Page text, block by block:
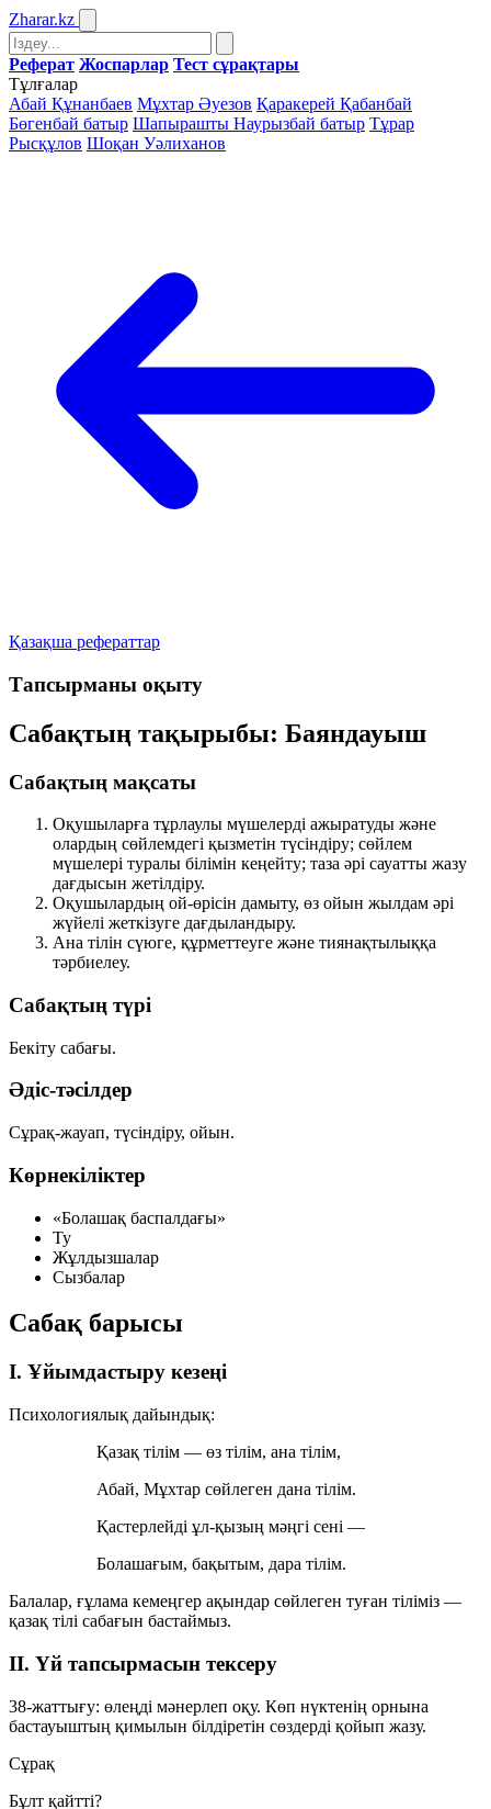
Zharar.kz
Реферат Жоспарлар Тест сұрақтары
Тұлғалар
Абай Құнанбаев Мұхтар Әуезов Қаракерей Қабанбай
Бөгенбай батыр Шапырашты Наурызбай батыр Тұрар
Рысқұлов Шоқан Уәлиханов
Қазақша рефераттар
Тапсырманы оқыту
Сабақтың тақырыбы: Баяндауыш
Сабақтың мақсаты
Оқушыларға тұрлаулы мүшелерді ажыратуды және
олардың сөйлемдегі қызметін түсіндіру; сөйлем
мүшелері туралы білімін кеңейту; таза әрі сауатты жазу
дағдысын жетілдіру.
Оқушылардың ой-өрісін дамыту, өз ойын жылдам әрі
жүйелі жеткізуге дағдыландыру.
Ана тілін сүюге, құрметтеуге және тиянақтылыққа
тәрбиелеу.
Сабақтың түрі
Бекіту сабағы.
Әдіс-тәсілдер
Сұрақ-жауап, түсіндіру, ойын.
Көрнекіліктер
«Болашақ баспалдағы»
Ту
Жұлдызшалар
Сызбалар
Сабақ барысы
I. Ұйымдастыру кезеңі
Психологиялық дайындық:
Қазақ тілім — өз тілім, ана тілім,
Абай, Мұхтар сөйлеген дана тілім.
Қастерлейді ұл-қызың мәңгі сені —
Болашағым, бақытым, дара тілім.
Балалар, ғұлама кемеңгер ақындар сөйлеген туған тіліміз —
қазақ тілі сабағын бастаймыз.
II. Үй тапсырмасын тексеру
38-жаттығу: өлеңді мәнерлеп оқу. Көп нүктенің орнына
бастауыштың қимылын білдіретін сөздерді қойып жазу.
Сұрақ
Бұлт қайтті?